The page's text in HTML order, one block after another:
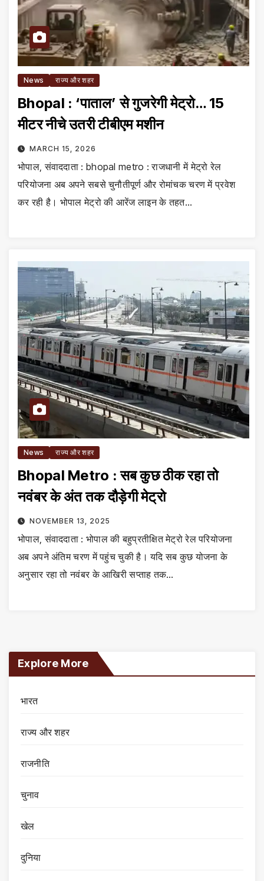
News राज्य और शहर
Bhopal : ‘पाताल’ से गुजरेगी मेट्रो… 15
मीटर नीचे उतरी टीबीएम मशीन
MARCH 15, 2026
भोपाल, संवाददाता : bhopal metro : राजधानी में मेट्रो रेल
परियोजना अब अपने सबसे चुनौतीपूर्ण और रोमांचक चरण में प्रवेश
कर रही है। भोपाल मेट्रो की आरेंज लाइन के तहत…
News राज्य और शहर
Bhopal Metro : सब कुछ ठीक रहा तो
नवंबर के अंत तक दौड़ेगी मेट्रो
NOVEMBER 13, 2025
भोपाल, संवाददाता : भोपाल की बहुप्रतीक्षित मेट्रो रेल परियोजना
अब अपने अंतिम चरण में पहुंच चुकी है। यदि सब कुछ योजना के
अनुसार रहा तो नवंबर के आखिरी सप्ताह तक…
Explore More
भारत
राज्य और शहर
राजनीति
चुनाव
खेल
दुनिया